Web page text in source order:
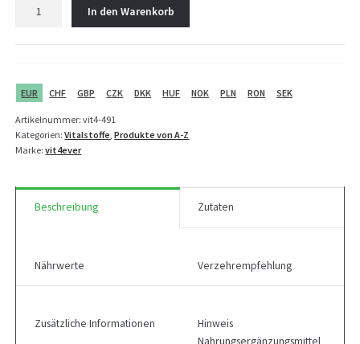
Kapseln
Menge
In den Warenkorb
EUR CHF GBP CZK DKK HUF NOK PLN RON SEK
Artikelnummer:vit4-491
Kategorien:Vitalstoffe,Produkte von A-Z
Marke:vit4ever
Beschreibung Zutaten
Nährwerte Verzehrempfehlung
Zusätzliche Informationen
Hinweis